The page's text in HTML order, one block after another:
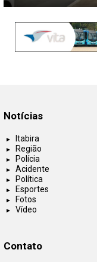
Notícias
Itabira
Região
Polícia
Acidente
Política
Esportes
Fotos
Vídeo
Contato